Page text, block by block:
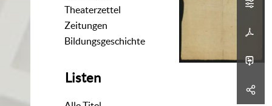
Theaterzettel
Zeitungen
Bildungsgeschichte
Listen